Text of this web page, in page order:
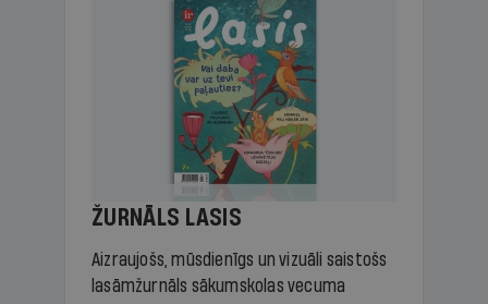
ŽURNĀLS LASIS
Aizraujošs, mūsdienīgs un vizuāli saistošs
lasāmžurnāls sākumskolas vecuma